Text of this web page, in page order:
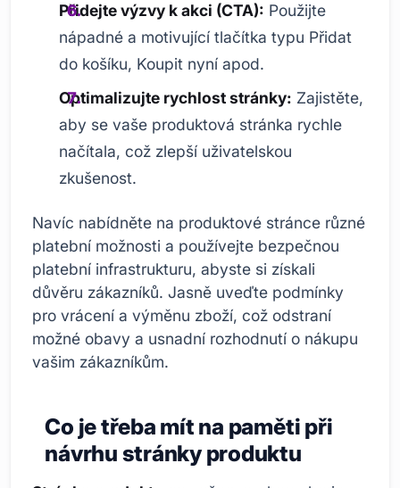
Přidejte výzvy k akci (CTA): Použijte
nápadné a motivující tlačítka typu Přidat
do košíku, Koupit nyní apod.
Optimalizujte rychlost stránky: Zajistěte,
aby se vaše produktová stránka rychle
načítala, což zlepší uživatelskou
zkušenost.
Navíc nabídněte na produktové stránce různé
platební možnosti a používejte bezpečnou
platební infrastrukturu, abyste si získali
důvěru zákazníků. Jasně uveďte podmínky
pro vrácení a výměnu zboží, což odstraní
možné obavy a usnadní rozhodnutí o nákupu
vašim zákazníkům.
Co je třeba mít na paměti při
návrhu stránky produktu